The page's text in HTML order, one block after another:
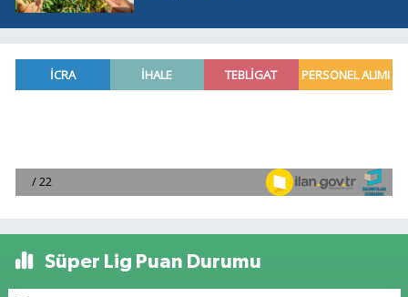
Süper Lig Puan Durumu